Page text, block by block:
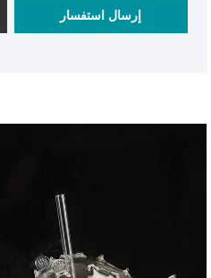
vase creates shimmering,
Welcome to purchase!
إرسال استفسار